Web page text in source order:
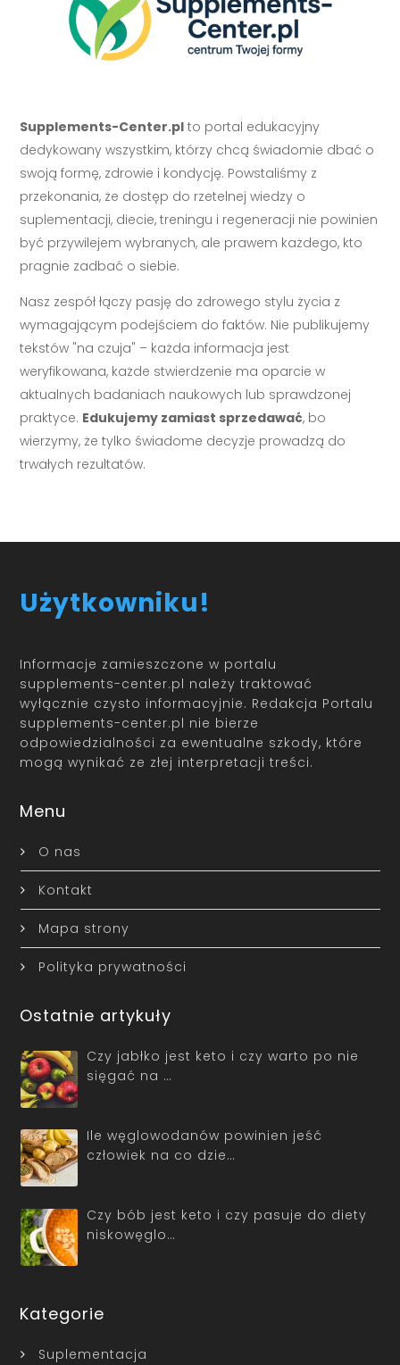
Supplements-Center.pl to portal edukacyjny
dedykowany wszystkim, którzy chcą świadomie dbać o
swoją formę, zdrowie i kondycję. Powstaliśmy z
przekonania, że dostęp do rzetelnej wiedzy o
suplementacji, diecie, treningu i regeneracji nie powinien
być przywilejem wybranych, ale prawem każdego, kto
pragnie zadbać o siebie.
Nasz zespół łączy pasję do zdrowego stylu życia z
wymagającym podejściem do faktów. Nie publikujemy
tekstów "na czuja" – każda informacja jest
weryfikowana, każde stwierdzenie ma oparcie w
aktualnych badaniach naukowych lub sprawdzonej
praktyce. Edukujemy zamiast sprzedawać, bo
wierzymy, że tylko świadome decyzje prowadzą do
trwałych rezultatów.
Użytkowniku!
Informacje zamieszczone w portalu
supplements-center.pl należy traktować
wyłącznie czysto informacyjnie. Redakcja Portalu
supplements-center.pl nie bierze
odpowiedzialności za ewentualne szkody, które
mogą wynikać ze złej interpretacji treści.
Menu
O nas
Kontakt
Mapa strony
Polityka prywatności
Ostatnie artykuły
Czy jabłko jest keto i czy warto po nie
sięgać na …
Ile węglowodanów powinien jeść
człowiek na co dzie…
Czy bób jest keto i czy pasuje do diety
niskowęglo…
Kategorie
Suplementacja